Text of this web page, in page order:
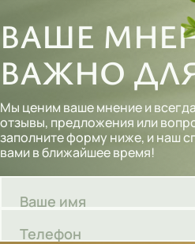
ВАШЕ
ВАЖНО
Мы ценим ваше мнение и
отзывы, предложения или
заполните форму ниже, и наш
вами в ближайшее время!
Ваше имя
Телефон